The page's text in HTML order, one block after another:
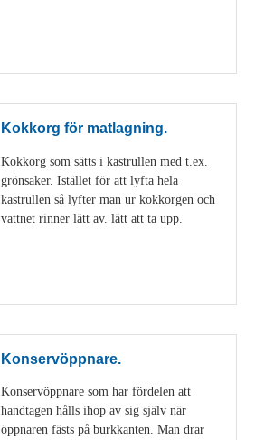
Kokkorg för matlagning.
Kokkorg som sätts i kastrullen med t.ex.
grönsaker. Istället för att lyfta hela
kastrullen så lyfter man ur kokkorgen och
vattnet rinner lätt av. lätt att ta upp.
Konservöppnare.
Konservöppnare som har fördelen att
handtagen hålls ihop av sig själv när
öppnaren fästs på burkkanten. Man drar